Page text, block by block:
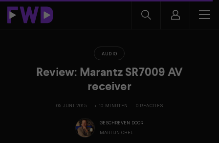
AUDIO
Review: Marantz SR7009 AV
receiver
05 JUNI 2015 + 10 MINUTEN 0 REACTIES
GESCHREVEN DOOR
MARTIJN CHEL